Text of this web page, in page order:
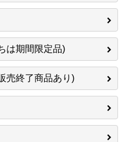
は期間限定品)
売終了商品あり)